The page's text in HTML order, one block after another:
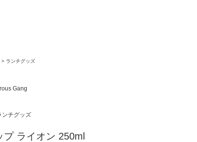
> ランチグッズ
Gang
ンチグッズ
ライオン 250ml